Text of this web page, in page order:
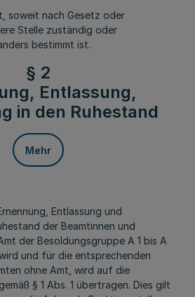
soweit nach Gesetz oder
Stelle zuständig oder
bestimmt ist.
§ 2
Entlassung,
in den Ruhestand
Mehr
Entlassung und
der Beamtinnen und
der Besoldungsgruppe A 1 bis A
und für die entsprechenden
ohne Amt, wird auf die
§ 1 Abs. 1 übertragen. Dies gilt